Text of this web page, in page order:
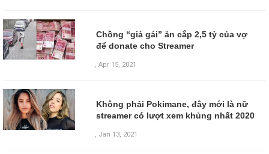
Chồng “giả gái” ăn cắp 2,5 tỷ của vợ
để donate cho Streamer
,Apr 15, 2021
Không phải Pokimane, đây mới là nữ
streamer có lượt xem khủng nhất 2020
, Jan 13, 2021